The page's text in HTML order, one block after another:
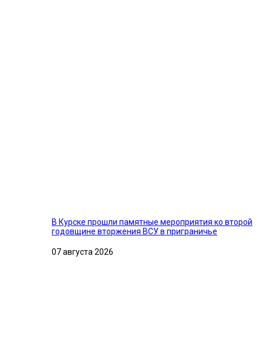
В Курске прошли памятные мероприятия ко второй
годовщине вторжения ВСУ в приграничье
07 августа 2026